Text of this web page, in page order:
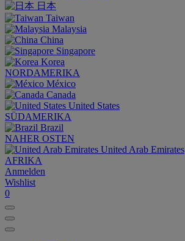
日本
Taiwan
Malaysia
China
Singapore
Korea
NORDAMERIKA
México
Canada
United States
SÜDAMERIKA
Brazil
NAHER OSTEN
United Arab Emirates
AFRIKA
Anmelden
Wishlist
0